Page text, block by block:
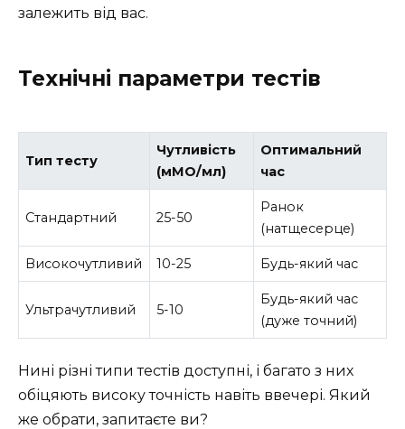
залежить від вас.
Технічні параметри тестів
Тип тесту
Чутливість
(мМО/мл)
Оптимальний
час
Стандартний 25-50
Ранок
(натщесерце)
Високочутливий 10-25 Будь-який час
Ультрачутливий 5-10
Будь-який час
(дуже точний)
Нині різні типи тестів доступні, і багато з них
обіцяють високу точність навіть ввечері. Який
же обрати, запитаєте ви?